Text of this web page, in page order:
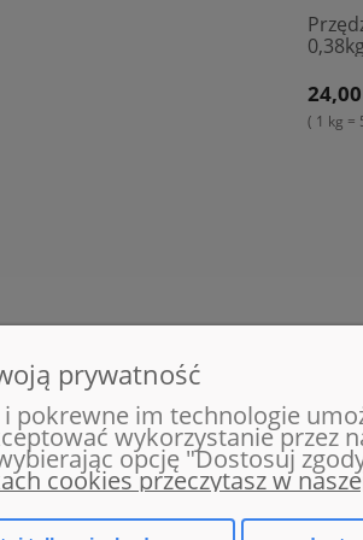
24,00
( 1 kg =
Twoje zamówienia
Ustawienia konta
Przechowalnia
prywatność
pokrewne im technologie
wykorzystanie
opcję "Dostosuj
cookies przeczytasz w